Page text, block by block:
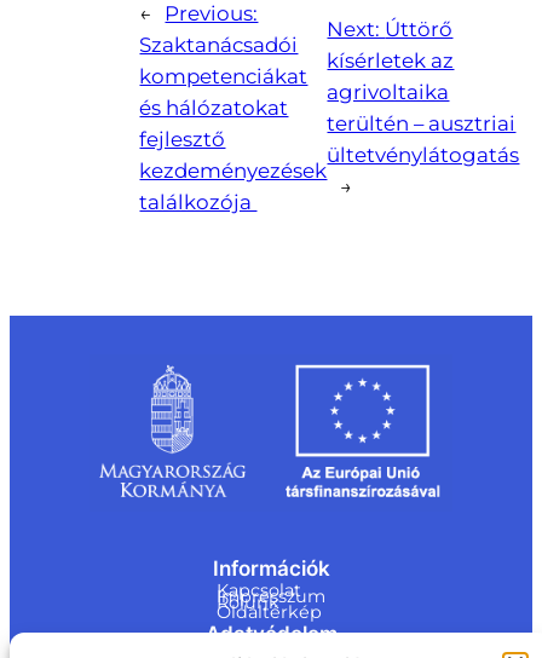
←
Previous:
Szaktanácsadói
kompetenciákat
és hálózatokat
fejlesztő
kezdeményezések
találkozója
Next: Úttörő
kísérletek az
agrivoltaika
terültén – ausztriai
ültetvénylátogatás
→
Információk
Kapcsolat
Impresszum
Rólunk
Oldaltérkép
Adatvédelem